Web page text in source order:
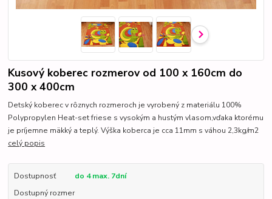
Kusový koberec rozmerov od 100 x 160cm do
300 x 400cm
Detský koberec v rôznych rozmeroch je vyrobený z materiálu 100%
Polypropylen Heat-set friese s vysokým a hustým vlasom,vďaka ktorému
je príjemne mäkký a teplý. Výška koberca je cca 11mm s váhou 2,3kg/m2
celý popis
Dostupnosť
do 4 max. 7dní
Dostupný rozmer